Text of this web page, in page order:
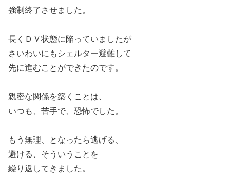
強制終了させました。
長くＤＶ状態に陥っていましたが
さいわいにもシェルター避難して
先に進むことができたのです。
親密な関係を築くことは、
いつも、苦手で、恐怖でした。
もう無理、となったら逃げる、
避ける、そういうことを
繰り返してきました。